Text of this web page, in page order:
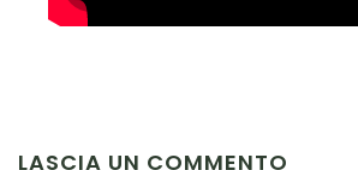
LASCIA UN COMMENTO